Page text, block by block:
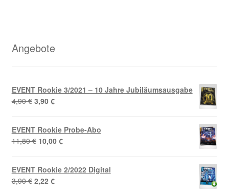
Angebote
EVENT Rookie 3/2021 – 10 Jahre Jubiläumsausgabe
4,90€ Ursprünglicher
4,90 €
3,90 €Aktueller
3,90 €.
EVENT Rookie Probe-Abo
11,80€ Ursprünglicher
11,80 €
10,00 €Aktueller
10,00 €.
EVENT Rookie 2/2022 Digital
3,90€ Ursprünglicher
2,22 €Aktueller